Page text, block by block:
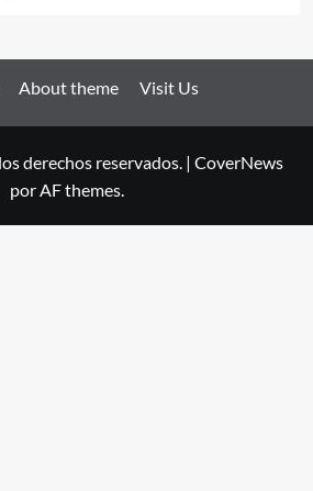
About theme Visit Us
derechos reservados. | CoverNews
por AF themes.